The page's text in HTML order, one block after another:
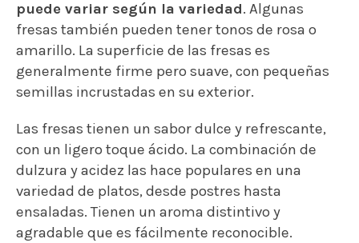
puede variar según la variedad. Algunas
fresas también pueden tener tonos de rosa o
amarillo. La superficie de las fresas es
generalmente firme pero suave, con pequeñas
semillas incrustadas en su exterior.
Las fresas tienen un sabor dulce y refrescante,
con un ligero toque ácido. La combinación de
dulzura y acidez las hace populares en una
variedad de platos, desde postres hasta
ensaladas. Tienen un aroma distintivo y
agradable que es fácilmente reconocible.